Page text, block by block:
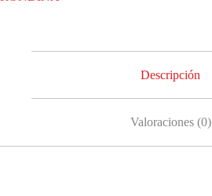
Descripción
Valoraciones (0)